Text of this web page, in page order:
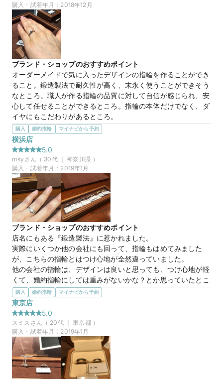
最初に婚約指輪をお願いし、ご対応等とても良かったので結婚
指輪もお願いすることにしました。
シンプルですが絶妙な細さで自分の指の太さに合うように作っ
ていただけて気に入っています。鍛造製法なので強度が高く長
く使い続けるにはとても良いと思います。
マイナビ限定 来店特典
この店舗のおすすめ特典情報
TANZOとマイナビウエディングから最大61,000円分の特典をプレ
ゼント！
購入・試着年月： 2018年12月
ブランド・ショップのおすすめポイント
オーダーメイドで気に入ったデザインの指輪を作ることができ
ること。鍛造製法で耐久性が高く、末永く使うことができそう
なところ。職人が作る指輪の品質に対して自信が感じられ、安
心して任せることができるところ。指輪の本体だけでなく、ダ
イヤにもこだわりがあるところ。
選んだ商品を気に入った理由
他のブランドではお互いの気に入るデザインがなかなか見つか
らず、こちらにたどり着いた。人と被らないデザインを選択す
ることができたこと、婚約指輪と結婚指輪を隙間なくピッタリ
着けられることなど、オーダーメイドならではの特徴に惹か
れ、この商品に決めた。
価格帯 25万円
マイナビ限定 来店特典
この店舗のおすすめ特典情報
TANZOとマイナビウエディングから最大61,000円分の特典をプレ
ゼント！
購入 婚約指輪 マイナビから予約
横浜店
5.0
msy さん（ 30代 ｜神奈川県 ）
購入・試着年月： 2019年1月
ブランド・ショップのおすすめポイント
店名にもある『鍛造製法』に惹かれました。
実際にいくつか他の会社にも回って、指輪もはめてみました
が、こちらの指輪とはつけ心地が全然違っていました。
他の会社の指輪は、デザインは良いと思っても、つけ心地が軽
くて、婚約指輪にしては重みがないかな？とか思っていたとこ
ろもありました。
この鍛造製法で作られた指輪を試しにはめた時に、とてもしっ
かりしていて、でも指が重く感じない特別な感じがしました。
日本刀にも使われる昔ながらの製法なので、一般の人には真似
ができない職人技なところがあります。
選んだ商品を気に入った理由
職人が手作業で鍛え上げる指輪に、フルオーダーで希望のデザ
インを合わせてくれます。
顕微鏡で確認したダイヤモンドをどのように演出するかいろい
購入 婚約指輪 マイナビから予約
東京店
5.0
スミス さん（ 20代 ｜ 東京都）
購入・試着年月： 2019年1月